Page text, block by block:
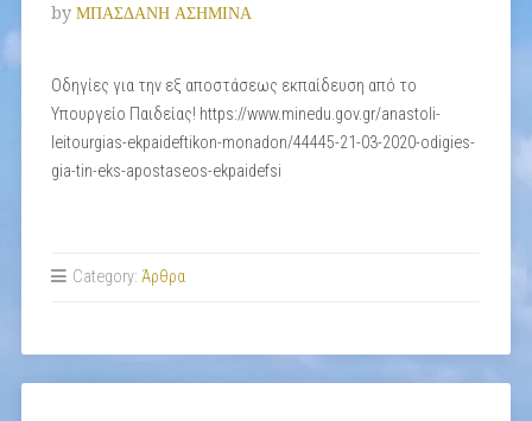
by ΜΠΑΣΔΑΝΗ ΑΣΗΜΙΝΑ
Οδηγίες για την εξ αποστάσεως εκπαίδευση από το
Υπουργείο Παιδείας! https://www.minedu.gov.gr/anastoli-
leitourgias-ekpaideftikon-monadon/44445-21-03-2020-odigies-
gia-tin-eks-apostaseos-ekpaidefsi
Category: Άρθρα